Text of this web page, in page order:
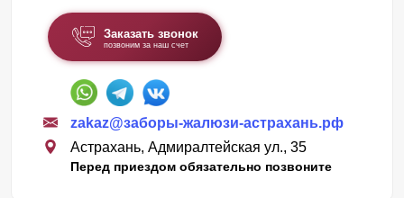
Заказать звонок
позвоним за наш счет
zakaz@заборы-жалюзи-астрахань.рф
Астрахань, Адмиралтейская ул., 35
Перед приездом обязательно позвоните